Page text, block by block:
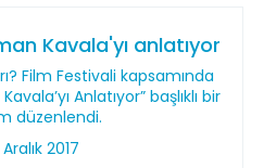
Kavala'yı anlatıyor
Film Festivali kapsamında
Anlatıyor” başlıklı bir
düzenlendi.
Aralık 2017